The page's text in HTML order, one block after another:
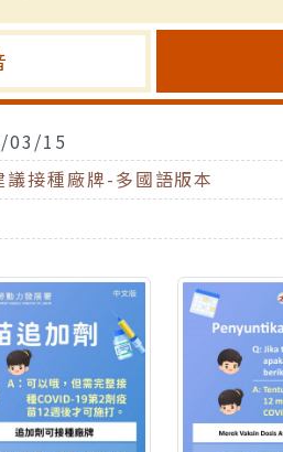
03/15
接種廠牌-多國語版本